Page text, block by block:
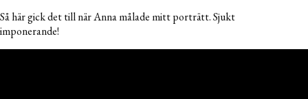
Så här gick det till när Anna målade mitt porträtt. Sjukt
imponerande!